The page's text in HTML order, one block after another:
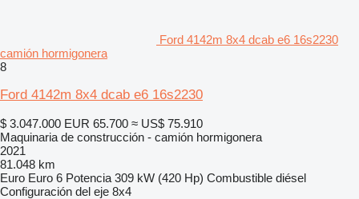
Ford 4142m 8x4 dcab e6 16s2230
camión hormigonera
8
Ford 4142m 8x4 dcab e6 16s2230
$ 3.047.000 EUR 65.700 ≈ US$ 75.910
Maquinaria de construcción - camión hormigonera
2021
81.048 km
Euro Euro 6 Potencia 309 kW (420 Hp) Combustible diésel
Configuración del eje 8x4